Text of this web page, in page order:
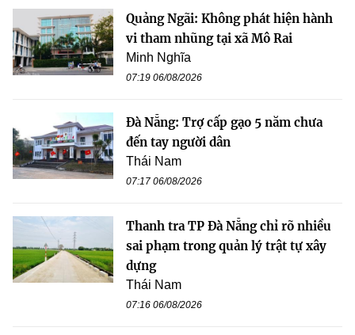
Quảng Ngãi: Không phát hiện hành
vi tham nhũng tại xã Mô Rai
Minh Nghĩa
07:19 06/08/2026
Đà Nẵng: Trợ cấp gạo 5 năm chưa
đến tay người dân
Thái Nam
07:17 06/08/2026
Thanh tra TP Đà Nẵng chỉ rõ nhiều
sai phạm trong quản lý trật tự xây
dựng
Thái Nam
07:16 06/08/2026